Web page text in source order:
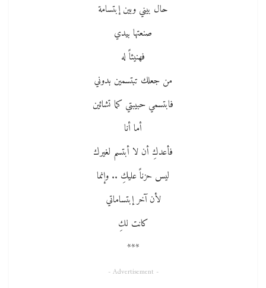
حال بيني وبين إبتسامة
صنعتها بيدي
فهنيئاً له
من جعلك تبتسمين بدوني
فابتسمي حبيبتي كما تشائين
أما أنا
فأعدكِ أن لا أبتسم لغيرك
ليس حزناً عليكِ .. وإنما
لأن آخر إبتساماتي
كانت لكِ
***
- Advertisement -